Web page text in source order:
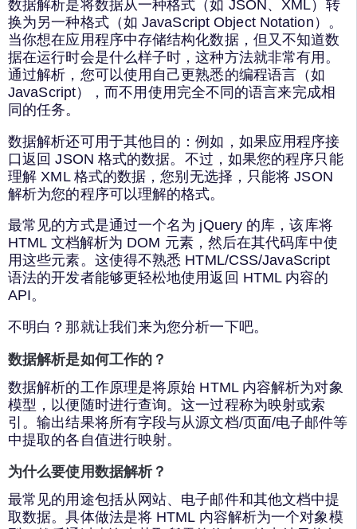
数据解析是将数据从一种格式（如 JSON、XML）转
换为另一种格式（如 JavaScript Object Notation）。
当你想在应用程序中存储结构化数据，但又不知道数
据在运行时会是什么样子时，这种方法就非常有用。
通过解析，您可以使用自己更熟悉的编程语言（如
JavaScript），而不用使用完全不同的语言来完成相
同的任务。
数据解析还可用于其他目的：例如，如果应用程序接
口返回 JSON 格式的数据。不过，如果您的程序只能
理解 XML 格式的数据，您别无选择，只能将 JSON
解析为您的程序可以理解的格式。
最常见的方式是通过一个名为 jQuery 的库，该库将
HTML 文档解析为 DOM 元素，然后在其代码库中使
用这些元素。这使得不熟悉 HTML/CSS/JavaScript
语法的开发者能够更轻松地使用返回 HTML 内容的
API。
不明白？那就让我们来为您分析一下吧。
数据解析是如何工作的？
数据解析的工作原理是将原始 HTML 内容解析为对象
模型，以便随时进行查询。这一过程称为映射或索
引。输出结果将所有字段与从源文档/页面/电子邮件等
中提取的各自值进行映射。
为什么要使用数据解析？
最常见的用途包括从网站、电子邮件和其他文档中提
取数据。具体做法是将 HTML 内容解析为一个对象模